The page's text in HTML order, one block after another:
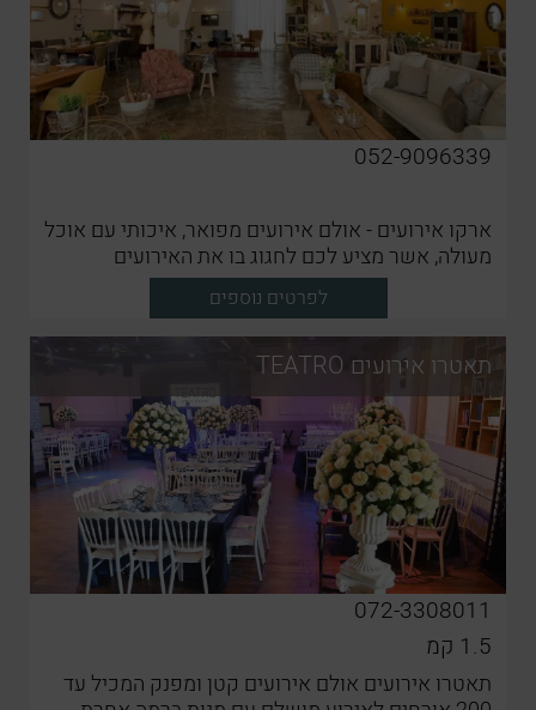
052-9096339
ארקו אירועים - אולם אירועים מפואר, איכותי עם אוכל
מעולה, אשר מציע לכם לחגוג בו את האירועים
החשובים ביותר
לפרטים נוספים
תאטרו אירועים TEATRO
072-3308011
1.5 קמ
תאטרו אירועים אולם אירועים קטן ומפנק המכיל עד